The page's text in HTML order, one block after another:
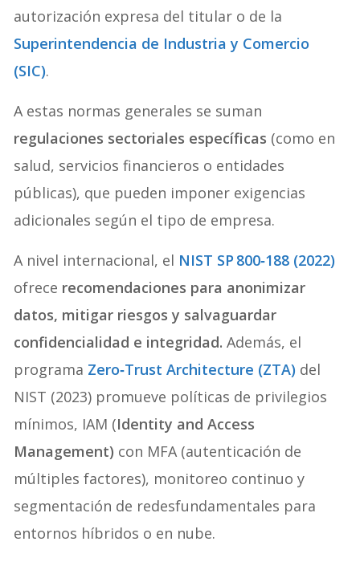
autorización expresa del titular o de la
Superintendencia de Industria y Comercio
(SIC).
A estas normas generales se suman
regulaciones sectoriales específicas (como en
salud, servicios financieros o entidades
públicas), que pueden imponer exigencias
adicionales según el tipo de empresa.
A nivel internacional, el NIST SP 800‑188 (2022)
ofrece recomendaciones para anonimizar
datos, mitigar riesgos y salvaguardar
confidencialidad e integridad. Además, el
programa Zero‑Trust Architecture (ZTA) del
NIST (2023) promueve políticas de privilegios
mínimos, IAM (Identity and Access
Management) con MFA (autenticación de
múltiples factores), monitoreo continuo y
segmentación de redesfundamentales para
entornos híbridos o en nube.